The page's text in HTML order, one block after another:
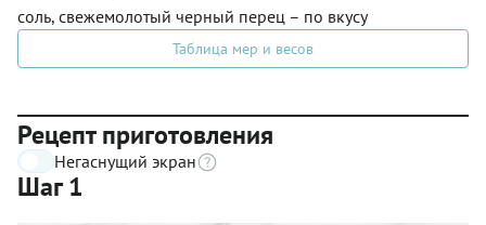
соль, свежемолотый черный перец – по вкусу
Таблица мер и весов
Рецепт приготовления
Негаснущий экран
Шаг 1